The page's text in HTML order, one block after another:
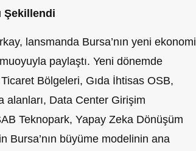
Şekillendi
lansmanda Bursa’nın yeni ekonomi
paylaştı. Yeni dönemde
Bölgeleri, Gıda İhtisas OSB,
alanları, Data Center Girişim
Teknopark, Yapay Zeka Dönüşüm
Bursa’nın büyüme modelinin ana